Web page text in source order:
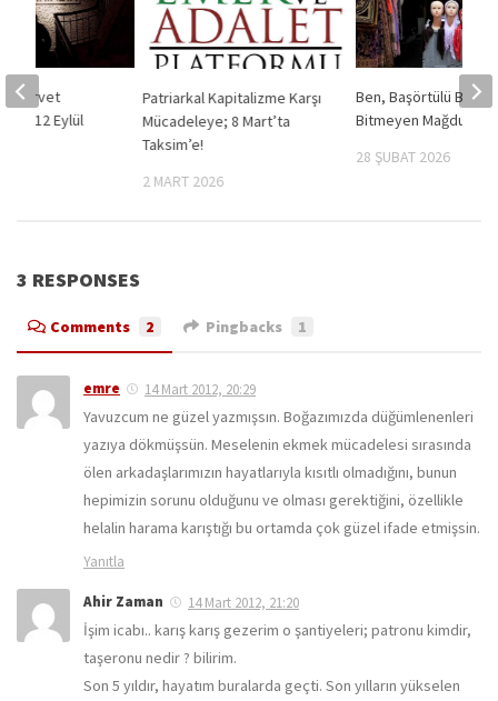
Patriarkal Kapitalizme Karşı
Mücadeleye; 8 Mart’ta
Taksim’e!
2 MART 2026
Ben, Başörtülü
Bitmeyen
28 ŞUBAT 2026
servet
12 Eylül
3 RESPONSES
Comments 2 Pingbacks 1
emre 14 Mart 2012, 20:29
Yavuzcum ne güzel yazmışsın. Boğazımızda düğümlenenleri
yazıya dökmüşsün. Meselenin ekmek mücadelesi sırasında
ölen arkadaşlarımızın hayatlarıyla kısıtlı olmadığını, bunun
hepimizin sorunu olduğunu ve olması gerektiğini, özellikle
helalin harama karıştığı bu ortamda çok güzel ifade etmişsin.
Yanıtla
Ahir Zaman 14 Mart 2012, 21:20
İşim icabı.. karış karış gezerim o şantiyeleri; patronu kimdir,
taşeronu nedir ? bilirim.
Son 5 yıldır, hayatım buralarda geçti. Son yılların yükselen